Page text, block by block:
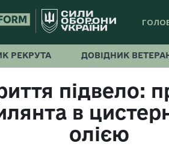
РЕКРУТА ДОВІДНИК
підвело:
в
олією